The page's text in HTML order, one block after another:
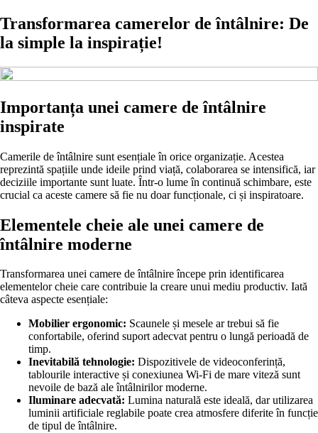
Transformarea camerelor de întâlnire: De
la simple la inspirație!
Importanța unei camere de întâlnire
inspirate
Camerile de întâlnire sunt esențiale în orice organizație. Acestea
reprezintă spațiile unde ideile prind viață, colaborarea se intensifică, iar
deciziile importante sunt luate. Într-o lume în continuă schimbare, este
crucial ca aceste camere să fie nu doar funcționale, ci și inspiratoare.
Elementele cheie ale unei camere de
întâlnire moderne
Transformarea unei camere de întâlnire începe prin identificarea
elementelor cheie care contribuie la creare unui mediu productiv. Iată
câteva aspecte esențiale:
Mobilier ergonomic: Scaunele și mesele ar trebui să fie
confortabile, oferind suport adecvat pentru o lungă perioadă de
timp.
Inevitabilă tehnologie: Dispozitivele de videoconferință,
tablourile interactive și conexiunea Wi-Fi de mare viteză sunt
nevoile de bază ale întâlnirilor moderne.
Iluminare adecvată: Lumina naturală este ideală, dar utilizarea
luminii artificiale reglabile poate crea atmosfere diferite în funcție
de tipul de întâlnire.